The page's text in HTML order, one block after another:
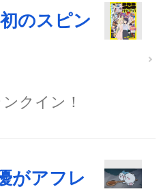
のスピン
クイン！
がアフレ